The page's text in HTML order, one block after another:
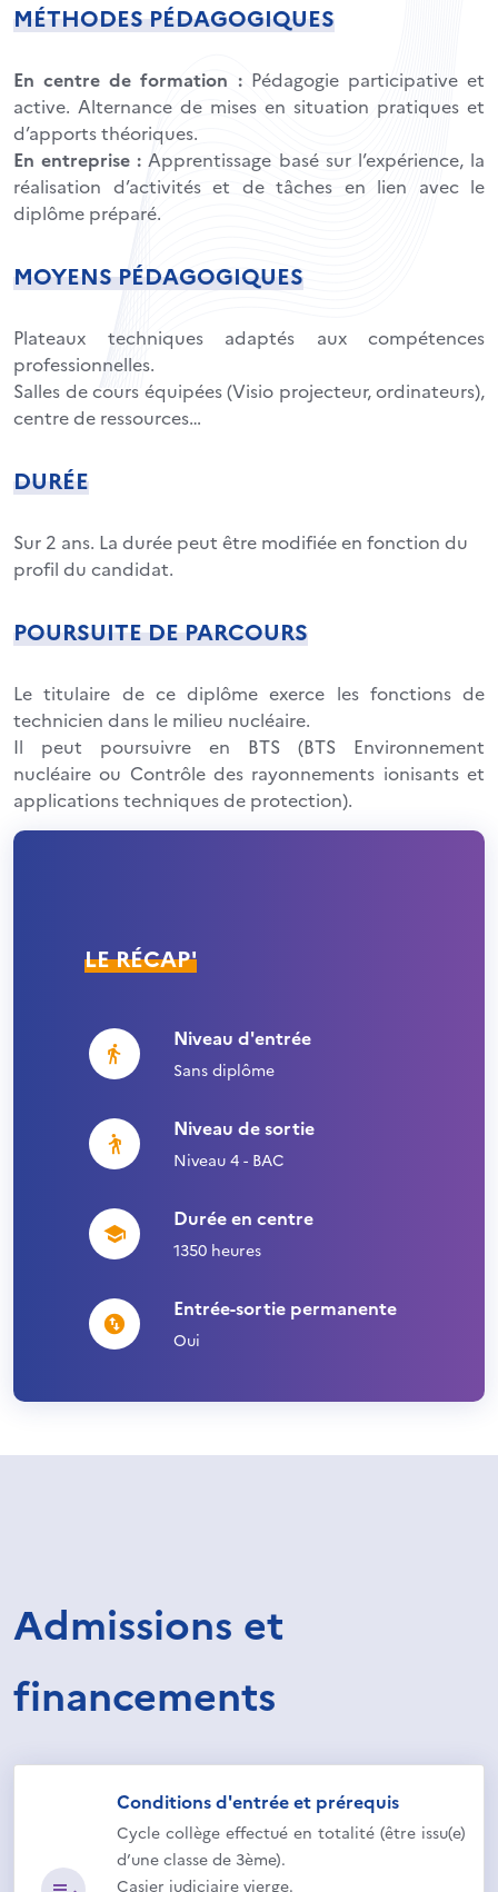
MÉTHODES PÉDAGOGIQUES
En centre de formation : Pédagogie participative et
active. Alternance de mises en situation pratiques et
d’apports théoriques.
En entreprise : Apprentissage basé sur l’expérience, la
réalisation d’activités et de tâches en lien avec le
diplôme préparé.
MOYENS PÉDAGOGIQUES
Plateaux techniques adaptés aux compétences
professionnelles.
Salles de cours équipées (Visio projecteur, ordinateurs),
centre de ressources…
DURÉE
Sur 2 ans. La durée peut être modifiée en fonction du
profil du candidat.
POURSUITE DE PARCOURS
Le titulaire de ce diplôme exerce les fonctions de
technicien dans le milieu nucléaire.
Il peut poursuivre en BTS (BTS Environnement
nucléaire ou Contrôle des rayonnements ionisants et
applications techniques de protection).
LE RÉCAP'
Niveau d'entrée
Sans diplôme
Niveau de sortie
Niveau 4 - BAC
Durée en centre
1350 heures
Entrée-sortie permanente
Oui
Admissions et
financements
Conditions d'entrée et prérequis
Cycle collège effectué en totalité (être issu(e)
d’une classe de 3ème).
Casier judiciaire vierge.